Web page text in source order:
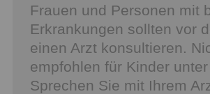
Frauen und Personen mit
Erkrankungen sollten vor
einen Arzt konsultieren.
empfohlen für Kinder
Sprechen Sie mit Ihrem